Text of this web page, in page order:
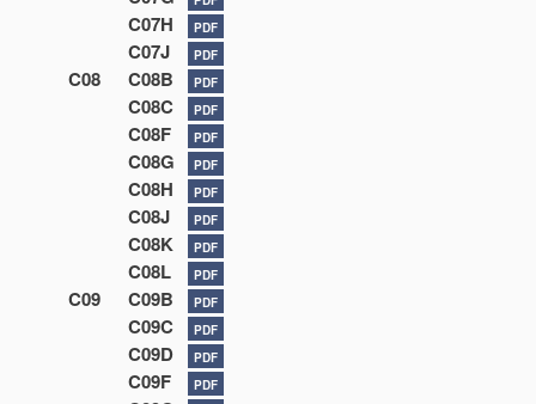
C07H PDF
C07J PDF
C08 C08B PDF
C08C PDF
C08F PDF
C08G PDF
C08H PDF
C08J PDF
C08K PDF
C08L PDF
C09 C09B PDF
C09C PDF
C09D PDF
C09F PDF